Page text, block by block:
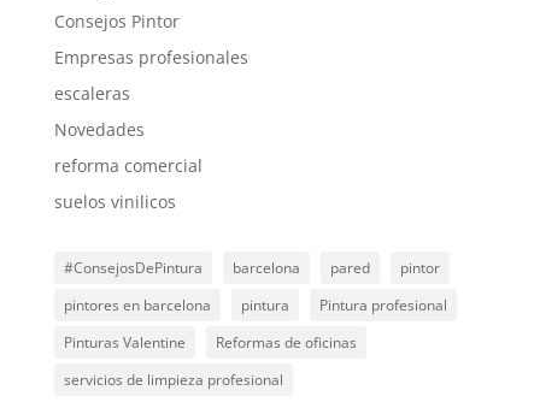
Consejos Pintor
Empresas profesionales
escaleras
Novedades
reforma comercial
suelos vinilicos
#ConsejosDePintura barcelona pared
pintor
pintores en barcelona
pintura
Pintura profesional
Pinturas Valentine
Reformas de oficinas
servicios de limpieza profesional